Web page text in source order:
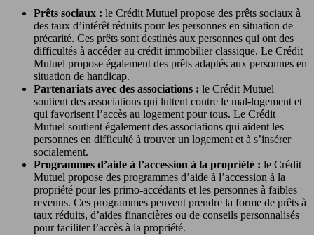
Prêts sociaux : le Crédit Mutuel propose des prêts sociaux à
des taux d’intérêt réduits pour les personnes en situation de
précarité. Ces prêts sont destinés aux personnes qui ont des
difficultés à accéder au crédit immobilier classique. Le Crédit
Mutuel propose également des prêts adaptés aux personnes en
situation de handicap.
Partenariats avec des associations : le Crédit Mutuel
soutient des associations qui luttent contre le mal-logement et
qui favorisent l’accès au logement pour tous. Le Crédit
Mutuel soutient également des associations qui aident les
personnes en difficulté à trouver un logement et à s’insérer
socialement.
Programmes d’aide à l’accession à la propriété : le Crédit
Mutuel propose des programmes d’aide à l’accession à la
propriété pour les primo-accédants et les personnes à faibles
revenus. Ces programmes peuvent prendre la forme de prêts à
taux réduits, d’aides financières ou de conseils personnalisés
pour faciliter l’accès à la propriété.